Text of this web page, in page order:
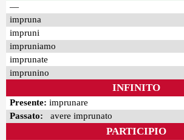
—
impruna
impruni
impruniamo
imprunate
imprunino
INFINITO
Presente: imprunare
Passato: avere imprunato
PARTICIPIO